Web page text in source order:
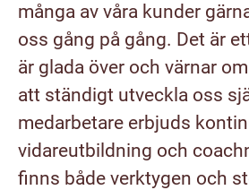
många av våra kunder
oss gång på gång. Det är
är glada över och värnar
att ständigt utveckla oss
medarbetare erbjuds
vidareutbildning och
finns både verktygen och